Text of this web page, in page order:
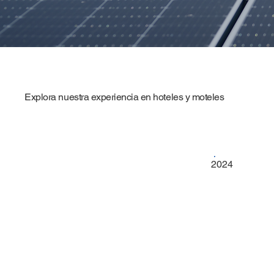
Explora nuestra experiencia en hoteles y moteles
2024